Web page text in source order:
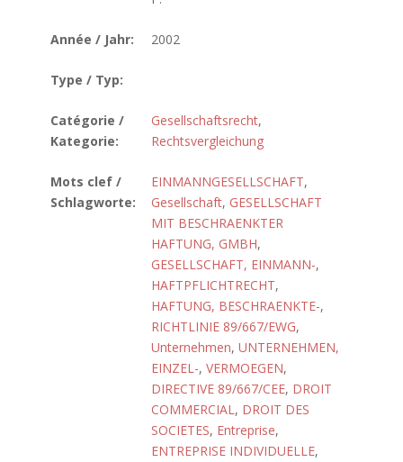
Année / Jahr: 2002
Type / Typ:
Catégorie /
Kategorie:
Gesellschaftsrecht,
Rechtsvergleichung
Mots clef /
Schlagworte:
EINMANNGESELLSCHAFT,
Gesellschaft, GESELLSCHAFT
MIT BESCHRAENKTER
HAFTUNG, GMBH,
GESELLSCHAFT, EINMANN-,
HAFTPFLICHTRECHT,
HAFTUNG, BESCHRAENKTE-,
RICHTLINIE 89/667/EWG,
Unternehmen, UNTERNEHMEN,
EINZEL-, VERMOEGEN,
DIRECTIVE 89/667/CEE, DROIT
COMMERCIAL, DROIT DES
SOCIETES, Entreprise,
ENTREPRISE INDIVIDUELLE,